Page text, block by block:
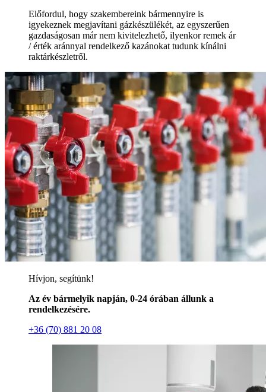
Előfordul, hogy szakembereink bármennyire is
igyekeznek megjavítani gázkészülékét, az egyszerűen
gazdaságosan már nem kivitelezhető, ilyenkor remek ár
/ érték aránnyal rendelkező kazánokat tudunk kínálni
raktárkészletről.
Hívjon, segítünk!
Az év bármelyik napján, 0-24 órában állunk a
rendelkezésére.
+36 (70) 881 20 08